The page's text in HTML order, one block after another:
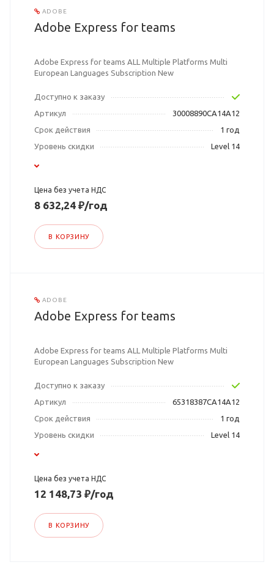
ADOBE
Adobe Express for teams
Adobe Express for teams ALL Multiple Platforms Multi
European Languages Subscription New
Доступно к заказу
Артикул
30008890CA14A12
Срок действия
1 год
Уровень скидки
Level 14
Цена без учета НДС
8 632,24 ₽/год
В КОРЗИНУ
ADOBE
Adobe Express for teams
Adobe Express for teams ALL Multiple Platforms Multi
European Languages Subscription New
Доступно к заказу
Артикул
65318387CA14A12
Срок действия
1 год
Уровень скидки
Level 14
Цена без учета НДС
12 148,73 ₽/год
В КОРЗИНУ